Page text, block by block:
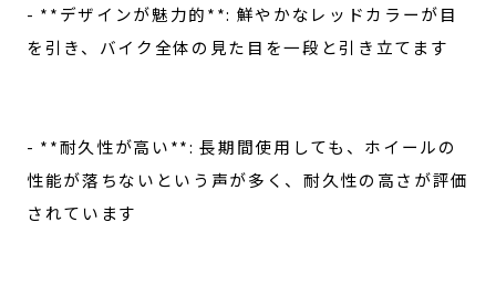
- **デザインが魅力的**: 鮮やかなレッドカラーが目
を引き、バイク全体の見た目を一段と引き立てます
- **耐久性が高い**: 長期間使用しても、ホイールの
性能が落ちないという声が多く、耐久性の高さが評価
されています